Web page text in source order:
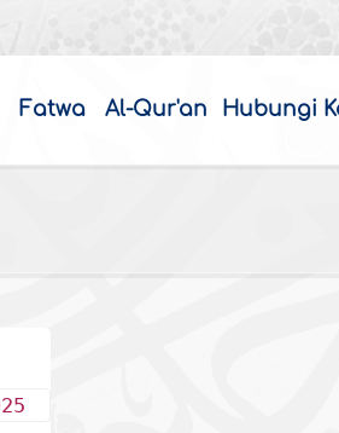
Fatwa Al-Qur'an Hubungi